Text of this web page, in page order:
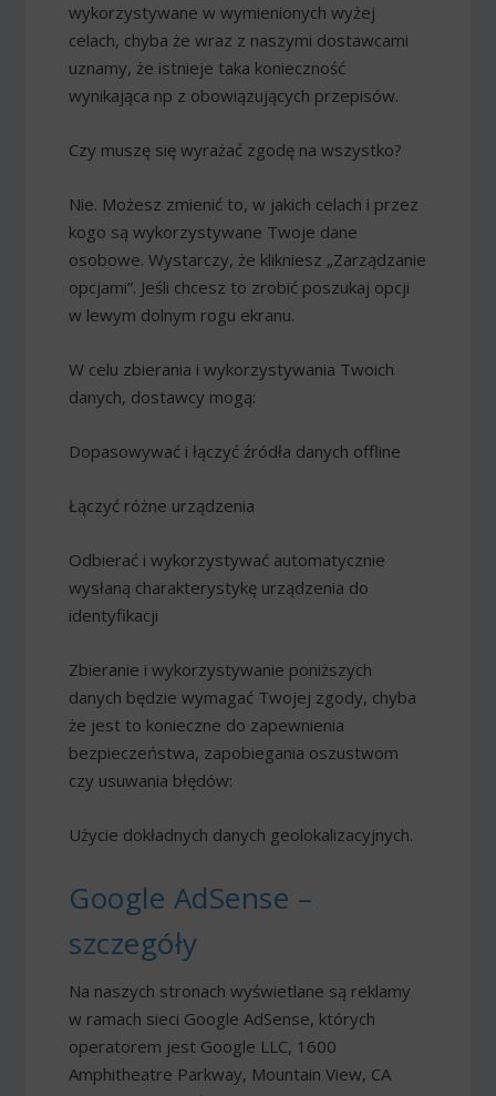
wykorzystywane w wymienionych wyżej
celach, chyba że wraz z naszymi dostawcami
uznamy, że istnieje taka konieczność
wynikająca np z obowiązujących przepisów.
Czy muszę się wyrażać zgodę na wszystko?
Nie. Możesz zmienić to, w jakich celach i przez
kogo są wykorzystywane Twoje dane
osobowe. Wystarczy, że klikniesz „Zarządzanie
opcjami”. Jeśli chcesz to zrobić poszukaj opcji
w lewym dolnym rogu ekranu.
W celu zbierania i wykorzystywania Twoich
danych, dostawcy mogą:
Dopasowywać i łączyć źródła danych offline
Łączyć różne urządzenia
Odbierać i wykorzystywać automatycznie
wysłaną charakterystykę urządzenia do
identyfikacji
Zbieranie i wykorzystywanie poniższych
danych będzie wymagać Twojej zgody, chyba
że jest to konieczne do zapewnienia
bezpieczeństwa, zapobiegania oszustwom
czy usuwania błędów:
Użycie dokładnych danych geolokalizacyjnych.
Google AdSense –
szczegóły
Na naszych stronach wyświetlane są reklamy
w ramach sieci Google AdSense, których
operatorem jest Google LLC, 1600
Amphitheatre Parkway, Mountain View, CA